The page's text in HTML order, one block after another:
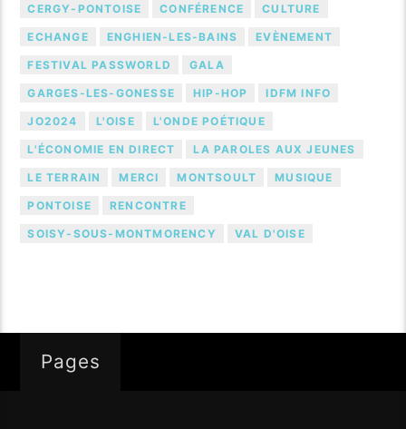
CERGY-PONTOISE CONFÉRENCE CULTURE
ECHANGE ENGHIEN-LES-BAINS EVÈNEMENT
FESTIVAL PASSWORLD GALA
GARGES-LES-GONESSE HIP-HOP IDFM INFO
JO2024 L'OISE L'ONDE POÉTIQUE
L'ÉCONOMIE EN DIRECT LA PAROLES AUX JEUNES
LE TERRAIN MERCI MONTSOULT MUSIQUE
PONTOISE RENCONTRE
SOISY-SOUS-MONTMORENCY VAL D'OISE
Pages